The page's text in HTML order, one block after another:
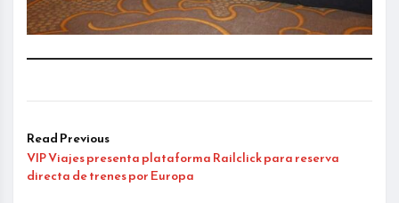
Read Previous
VIP Viajes presenta plataforma Railclick para reserva
directa de trenes por Europa